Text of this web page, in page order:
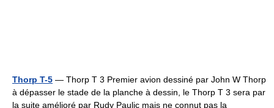
Thorp T-5 — Thorp T 3 Premier avion dessiné par John W Thorp
à dépasser le stade de la planche à dessin, le Thorp T 3 sera par
la suite amélioré par Rudy Paulic mais ne connut pas la